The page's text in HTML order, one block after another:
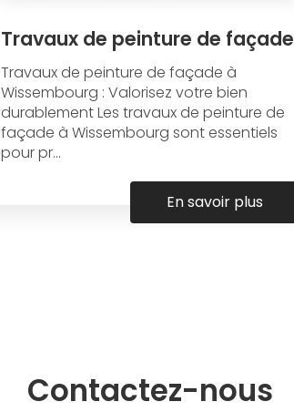
Travaux de peinture de façade
Travaux de peinture de façade à
Wissembourg : Valorisez votre bien
durablement Les travaux de peinture de
façade à Wissembourg sont essentiels
pour pr...
En savoir plus
Contactez-nous